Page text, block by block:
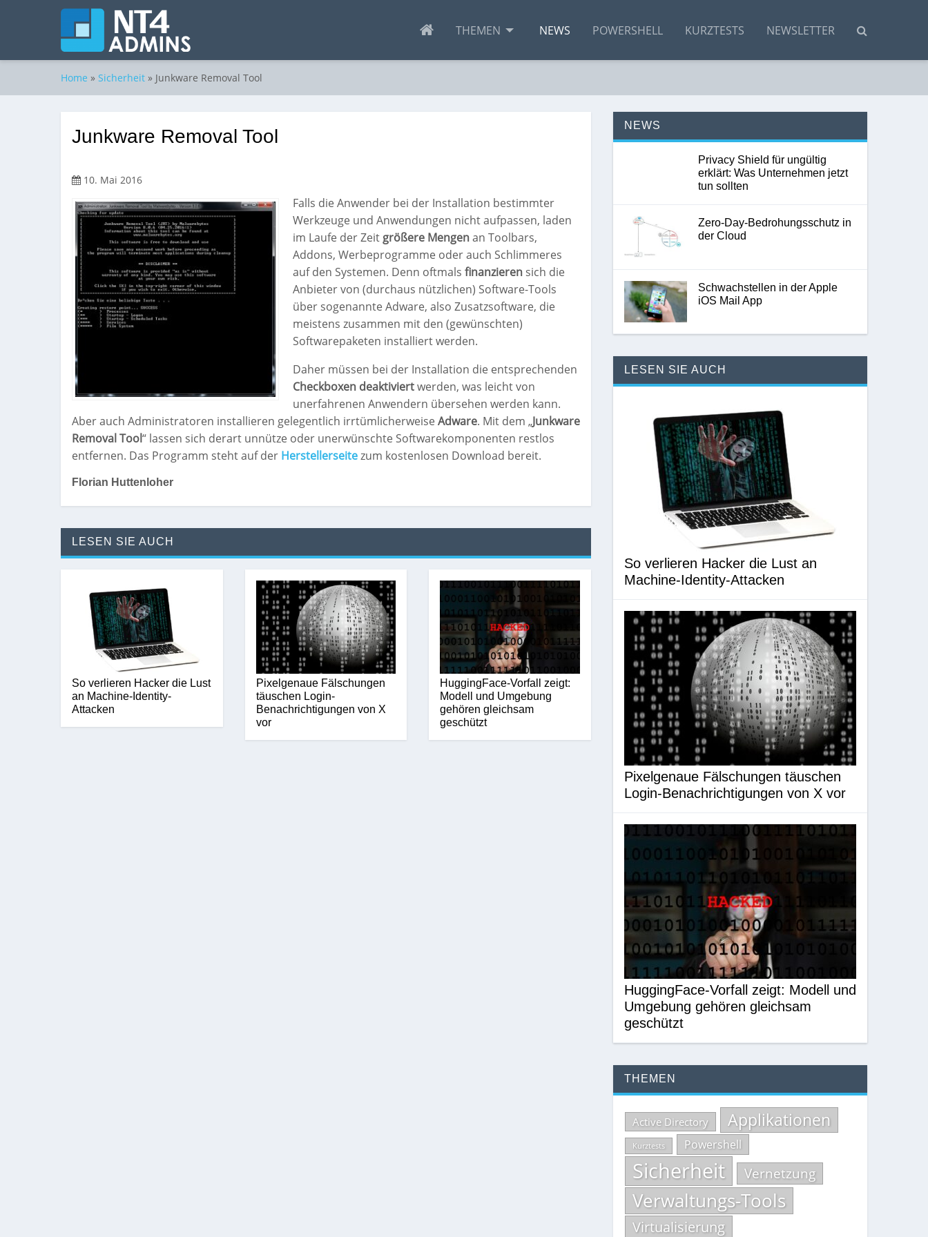
THEMEN NEWS POWERSHELL KURZTESTS NEWSLETTER
Home » Sicherheit » Junkware Removal Tool
Junkware Removal Tool
10. Mai 2016
Falls die Anwender bei der Installation bestimmter
Werkzeuge und Anwendungen nicht aufpassen, laden
im Laufe der Zeit größere Mengenan Toolbars,
Addons, Werbeprogramme oder auch Schlimmeres
auf den Systemen. Denn oftmals finanzieren sich die
Anbieter von (durchaus nützlichen) Software-Tools
über sogenannte Adware, also Zusatzsoftware, die
meistens zusammen mit den (gewünschten)
Softwarepaketen installiert werden.
Daher müssen bei der Installation die entsprechenden
Checkboxen deaktiviertwerden, was leicht von
unerfahrenen Anwendern übersehen werden kann.
Aber auch Administratoren installieren gelegentlich irrtümlicherweise Adware. Mit dem „Junkware
Removal Tool“ lassen sich derart unnütze oder unerwünschte Softwarekomponenten restlos
entfernen. Das Programm steht auf der Herstellerseitezum kostenlosen Download bereit.
Florian Huttenloher
LESEN SIE AUCH
So verlieren Hacker die Lust
an Machine-Identity-
Attacken
Pixelgenaue Fälschungen
täuschen Login-
Benachrichtigungen von X
vor
HuggingFace-Vorfall zeigt:
Modell und Umgebung
gehören gleichsam
geschützt
NEWS
Privacy Shield für ungültig
erklärt: Was Unternehmen jetzt
tun sollten
Zero-Day-Bedrohungsschutz in
der Cloud
Schwachstellen in der Apple
iOS Mail App
LESEN SIE AUCH
So verlieren Hacker die Lust an
Machine-Identity-Attacken
Pixelgenaue Fälschungen täuschen
Login-Benachrichtigungen von X vor
HuggingFace-Vorfall zeigt: Modell und
Umgebung gehören gleichsam
geschützt
THEMEN
Active Directory Applikationen
Kurztests Powershell
Sicherheit Vernetzung
Verwaltungs-Tools
Virtualisierung